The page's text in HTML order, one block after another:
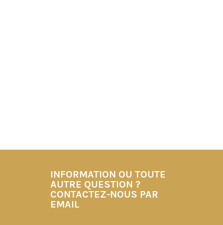
INFORMATION OU TOUTE
AUTRE QUESTION ?
CONTACTEZ-NOUS PAR
EMAIL